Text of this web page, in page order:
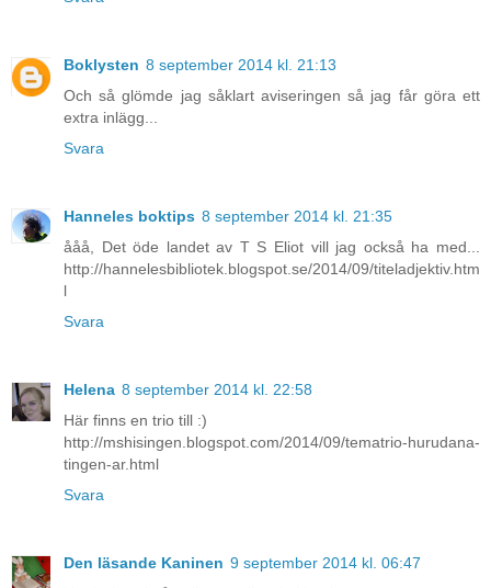
Boklysten 8 september 2014 kl. 21:13
Och så glömde jag såklart aviseringen så jag får göra ett
extra inlägg...
Svara
Hanneles boktips 8 september 2014 kl. 21:35
ååå, Det öde landet av T S Eliot vill jag också ha med...
http://hannelesbibliotek.blogspot.se/2014/09/titeladjektiv.htm
l
Svara
Helena 8 september 2014 kl. 22:58
Här finns en trio till :)
http://mshisingen.blogspot.com/2014/09/tematrio-hurudana-
tingen-ar.html
Svara
Den läsande Kaninen 9 september 2014 kl. 06:47